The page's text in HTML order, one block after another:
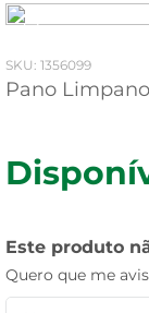
: 1356099
Pano
Este produto
Quero que me